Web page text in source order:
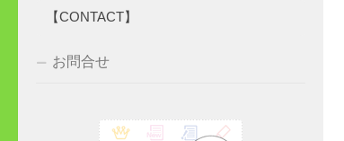
【CONTACT】
お問合せ